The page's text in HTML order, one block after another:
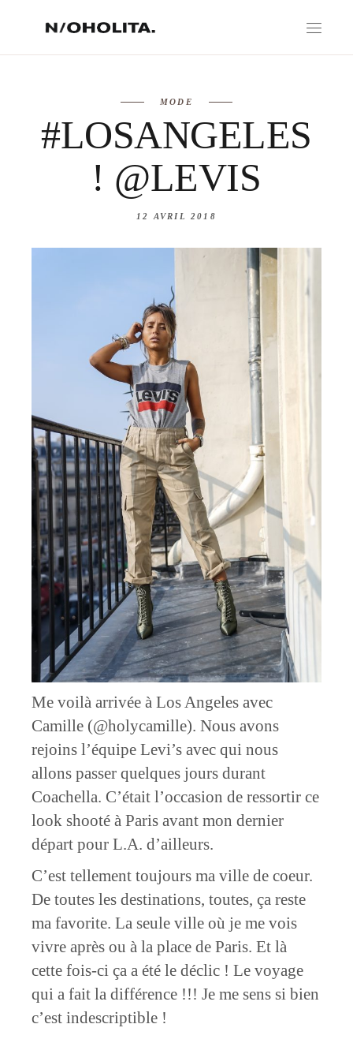
MODE
#LOSANGELES
! @LEVIS
12 AVRIL 2018
Me voilà arrivée à Los Angeles avec
Camille (@holycamille). Nous avons
rejoins l’équipe Levi’s avec qui nous
allons passer quelques jours durant
Coachella. C’était l’occasion de ressortir ce
look shooté à Paris avant mon dernier
départ pour L.A. d’ailleurs.
C’est tellement toujours ma ville de coeur.
De toutes les destinations, toutes, ça reste
ma favorite. La seule ville où je me vois
vivre après ou à la place de Paris. Et là
cette fois-ci ça a été le déclic ! Le voyage
qui a fait la différence !!! Je me sens si bien
c’est indescriptible !